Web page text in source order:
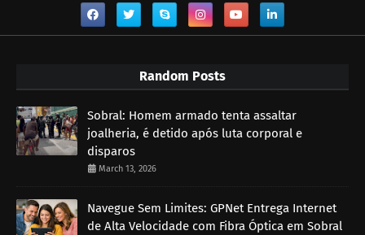
Random Posts
Sobral: Homem armado tenta assaltar
joalheria, é detido após luta corporal e
disparos
March 13, 2026
Navegue Sem Limites: GPNet Entrega Internet
de Alta Velocidade com Fibra Óptica em Sobral